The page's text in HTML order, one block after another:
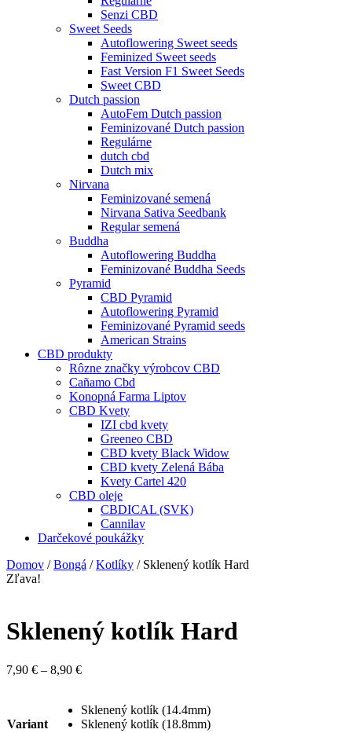
Senzi CBD
Sweet Seeds
Autoflowering Sweet seeds
Feminized Sweet seeds
Fast Version F1 Sweet Seeds
Sweet CBD
Dutch passion
AutoFem Dutch passion
Feminizované Dutch passion
Regulárne
dutch cbd
Dutch mix
Nirvana
Feminizované semená
Nirvana Sativa Seedbank
Regular semená
Buddha
Autoflowering Buddha
Feminizované Buddha Seeds
Pyramid
CBD Pyramid
Autoflowering Pyramid
Feminizované Pyramid seeds
American Strains
CBD produkty
Rôzne značky výrobcov CBD
Cañamo Cbd
Konopná Farma Liptov
CBD Kvety
IZI cbd kvety
Greeneo CBD
CBD kvety Black Widow
CBD kvety Zelená Bába
Kvety Cartel 420
CBD oleje
CBDICAL (SVK)
Cannilav
Darčekové poukážky
Domov /Bongá /Kotlíky / Sklenený kotlík Hard
Zľava!
Sklenený kotlík Hard
7,90 € – 8,90 €Price
through
8,90 €
Variant
Sklenený kotlík (14.4mm)
Sklenený kotlík (18.8mm)